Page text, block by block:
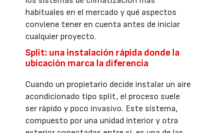
habituales en el mercado y qué aspectos
conviene tener en cuenta antes de iniciar
cualquier proyecto.
Split: una instalación rápida donde la
ubicación marca la diferencia
Cuando un propietario decide instalar un aire
acondicionado tipo split, el proceso suele
ser rápido y poco invasivo. Este sistema,
compuesto por una unidad interior y otra